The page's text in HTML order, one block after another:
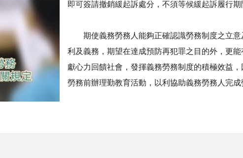
即可簽請撤銷緩起訴處分，不須等候緩起訴履行期
期使義務勞務人能夠正確認識勞務制度之立意
利及義務，期望在達成預防再犯罪之目的外，更
獻心力回饋社會，發揮義務勞務制度的積極效益
勞務前辦理勤教育活動，以利協助義務勞務人完成